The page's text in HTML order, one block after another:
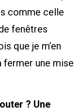
comme celle
fenêtres
que je m’en
fermer une mise
? Une